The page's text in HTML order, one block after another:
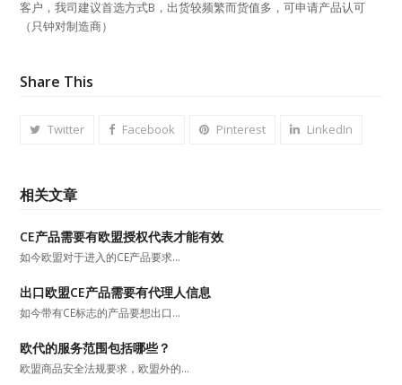
客户，我司建议首选方式B，出货较频繁而货值多，可申请产品认可
（只钟对制造商）
Share This
Twitter Facebook Pinterest LinkedIn
相关文章
CE产品需要有欧盟授权代表才能有效
如今欧盟对于进入的CE产品要求…
出口欧盟CE产品需要有代理人信息
如今带有CE标志的产品要想出口…
欧代的服务范围包括哪些？
欧盟商品安全法规要求，欧盟外的…